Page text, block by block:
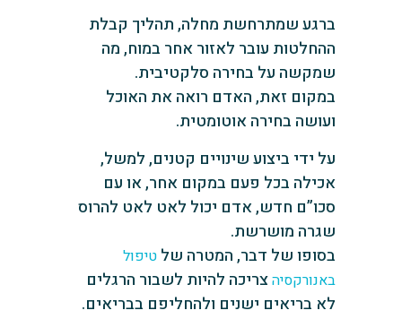
ברגע שמתרחשת מחלה, תהליך קבלת
ההחלטות עובר לאזור אחר במוח, מה
שמקשה על בחירה סלקטיבית.
במקום זאת, האדם רואה את האוכל
ועושה בחירה אוטומטית.
על ידי ביצוע שינויים קטנים, למשל,
אכילה בכל פעם במקום אחר, או עם
סכו”ם חדש, אדם יכול לאט לאט להרוס
שגרה מושרשת.
בסופו של דבר, המטרה של טיפול
באנורקסיהצריכה להיות לשבור הרגלים
לא בריאים ישנים ולהחליפם בבריאים.